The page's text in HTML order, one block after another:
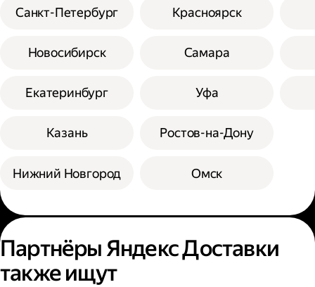
Санкт-Петербург
Новосибирск
Екатеринбург
Казань
Нижний Новгород
Красноярск
Самара
Уфа
Ростов-на-Дону
Омск
Партнёры Яндекс Доставки
также ищут